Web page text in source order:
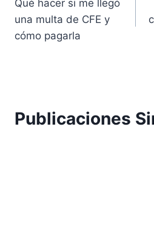
de
entradas
Qué hacer si me llegó
una multa de CFE y
cómo pagarla
Publicaciones